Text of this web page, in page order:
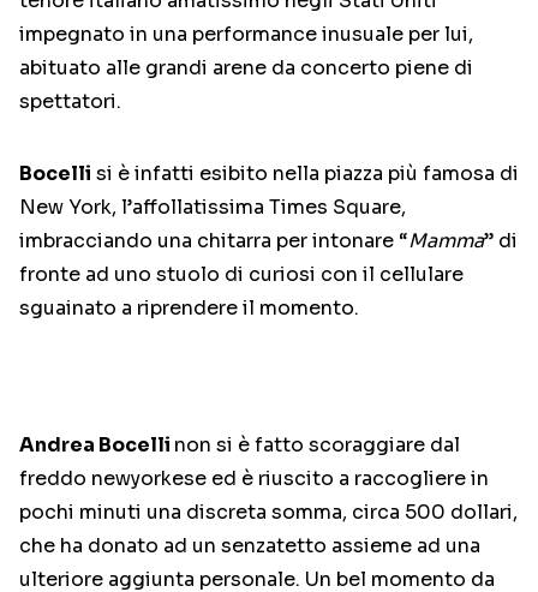
impegnato in una performance inusuale per lui,
abituato alle grandi arene da concerto piene di
spettatori.
Bocelli si è infatti esibito nella piazza più famosa di
New York, l’affollatissima Times Square,
imbracciando una chitarra per intonare “Mamma” di
fronte ad uno stuolo di curiosi con il cellulare
sguainato a riprendere il momento.
Andrea Bocelli non si è fatto scoraggiare dal
freddo newyorkese ed è riuscito a raccogliere in
pochi minuti una discreta somma, circa 500 dollari,
che ha donato ad un senzatetto assieme ad una
ulteriore aggiunta personale. Un bel momento da